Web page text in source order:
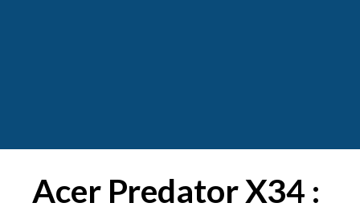
Acer Predator X34 :